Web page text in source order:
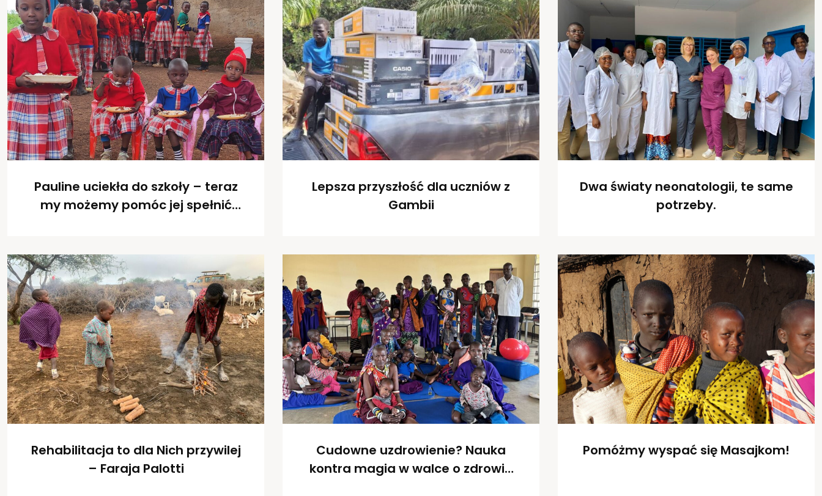
Pauline uciekła do szkoły – teraz
my możemy pomóc jej spełnić
Lepsza przyszłość dla uczniów z
Gambii
Dwa światy neonatologii, te same
potrzeby.
Rehabilitacja to dla Nich przywilej
– Faraja Palotti
Cudowne uzdrowienie? Nauka
kontra magia w walce o zdrowie
Pomóżmy wyspać się Masajkom!